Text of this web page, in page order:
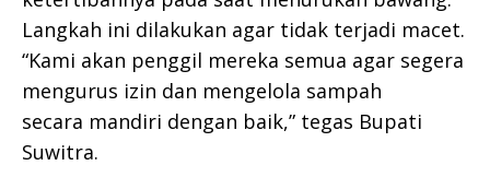
Langkah ini dilakukan agar tidak terjadi macet.
“Kami akan penggil mereka semua agar segera
mengurus izin dan mengelola sampah
secara mandiri dengan baik,” tegas Bupati
Suwitra.